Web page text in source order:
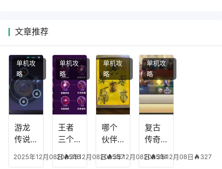
文章推荐
游龙
传说
2025年12月08日 316
单机攻
略
王者
三个
加
2025年12月08日 357
单机攻
略
哪个
伙伴
心符
2025年12月08日 314
单机攻
略
复古
传奇
平民
2025年12月08日 327
单机攻
略